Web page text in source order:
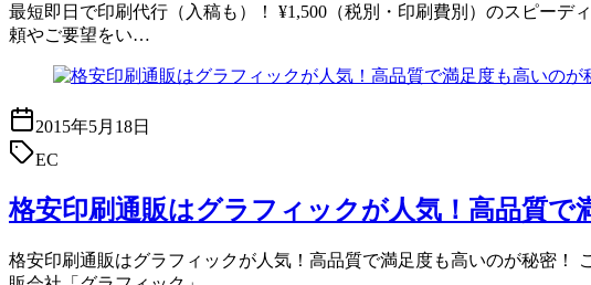
最短即日で印刷代行（入稿も）！ ¥1,500（税別・印刷費別）のスピー
頼やご要望をい…
2015年5月18日
EC
格安印刷通販はグラフィックが人気！高品質で
格安印刷通販はグラフィックが人気！高品質で満足度も高いのが秘密！